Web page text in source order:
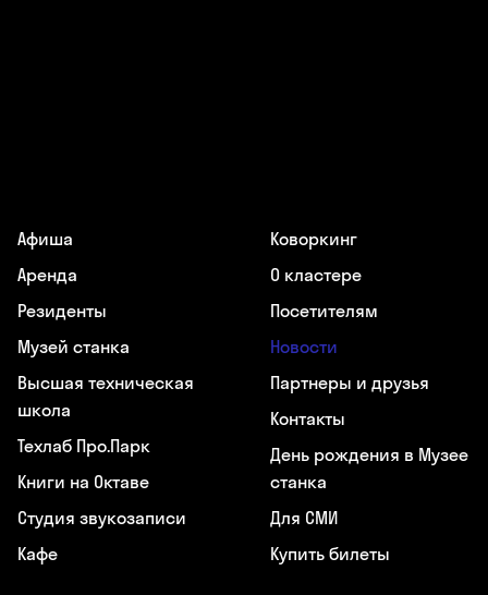
Афиша
Аренда
Резиденты
Музей станка
Высшая техническая
школа
Техлаб Про.Парк
Книги на Октаве
Студия звукозаписи
Кафе
Коворкинг
О кластере
Посетителям
Новости
Партнеры и друзья
Контакты
День рождения в Музее
станка
Для СМИ
Купить билеты